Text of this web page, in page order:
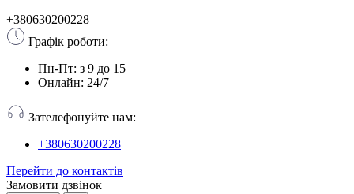
+380630200228
Графік роботи:
Пн-Пт: з 9 до 15
Онлайн: 24/7
Зателефонуйте нам:
+380630200228
Перейти до контактів
Замовити дзвінок